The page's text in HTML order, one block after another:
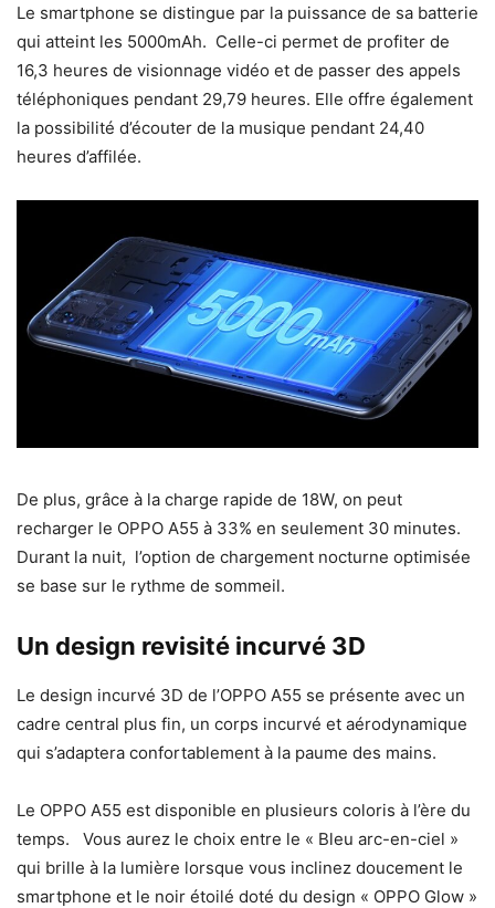
Le smartphone se distingue par la puissance de sa batterie
qui atteint les 5000mAh. Celle-ci permet de profiter de
16,3 heures de visionnage vidéo et de passer des appels
téléphoniques pendant 29,79 heures. Elle offre également
la possibilité d’écouter de la musique pendant 24,40
heures d’affilée.
De plus, grâce à la charge rapide de 18W, on peut
recharger le OPPO A55 à 33% en seulement 30 minutes.
Durant la nuit, l’option de chargement nocturne optimisée
se base sur le rythme de sommeil.
Un design revisité incurvé 3D
Le design incurvé 3D de l’OPPO A55 se présente avec un
cadre central plus fin, un corps incurvé et aérodynamique
qui s’adaptera confortablement à la paume des mains.
Le OPPO A55 est disponible en plusieurs coloris à l’ère du
temps. Vous aurez le choix entre le « Bleu arc-en-ciel »
qui brille à la lumière lorsque vous inclinez doucement le
smartphone et le noir étoilé doté du design « OPPO Glow »